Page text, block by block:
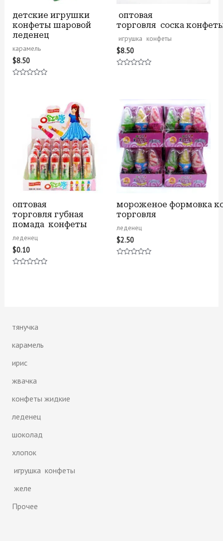
тянучка
карамель
ирис
жвачка
конфеты жидкие
леденец
шоколад
хлопок
игрушка конфеты
желе
Прочее
детские игрушки
конфеты шаровой
леденец
карамель
$8.50
оптовая
торговля соска
игрушка конфеты
$8.50
оптовая
торговля губная
помада конфеты
леденец
$0.10
мороженое формовка
торговля
леденец
$2.50